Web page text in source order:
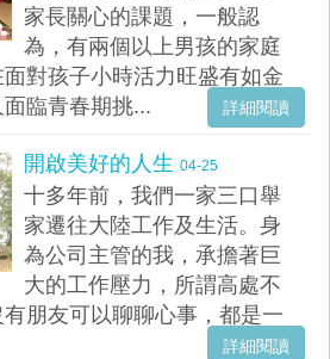
家長關心的課題，一般認
為，有兩個以上男孩的家庭
對孩子小時活力旺盛有如金
臨青春期挑...
詳細閱讀
開啟美好的人生 04-25
十多年前，我們一家三口舉
家遷往大陸工作及生活。身
為公司主管的我，承擔著巨
大的工作壓力，所謂高處不
朋友可以聊聊心事，都是一
詳細閱讀